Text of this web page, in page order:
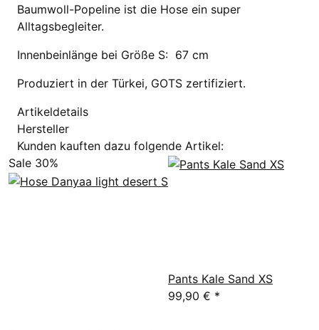
Baumwoll-Popeline ist die Hose ein super
Alltagsbegleiter.
Innenbeinlänge bei Größe S: 67 cm
Produziert in der Türkei, GOTS zertifiziert.
Artikeldetails
Hersteller
Kunden kauften dazu folgende Artikel:
Sale 30%
Pants Kale Sand XS
99,90 € *